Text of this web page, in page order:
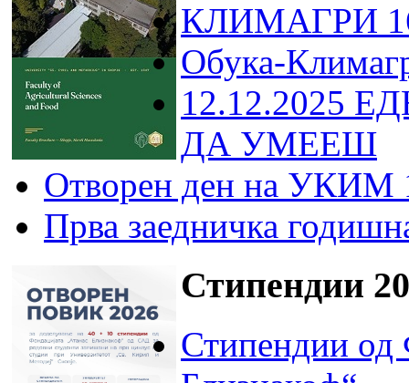
КЛИМАГРИ
Обука-
12.12.2025
ДА УМЕЕШ
Отворен ден на УКИМ
Прва заедничка
Стипендии
Стипендии од